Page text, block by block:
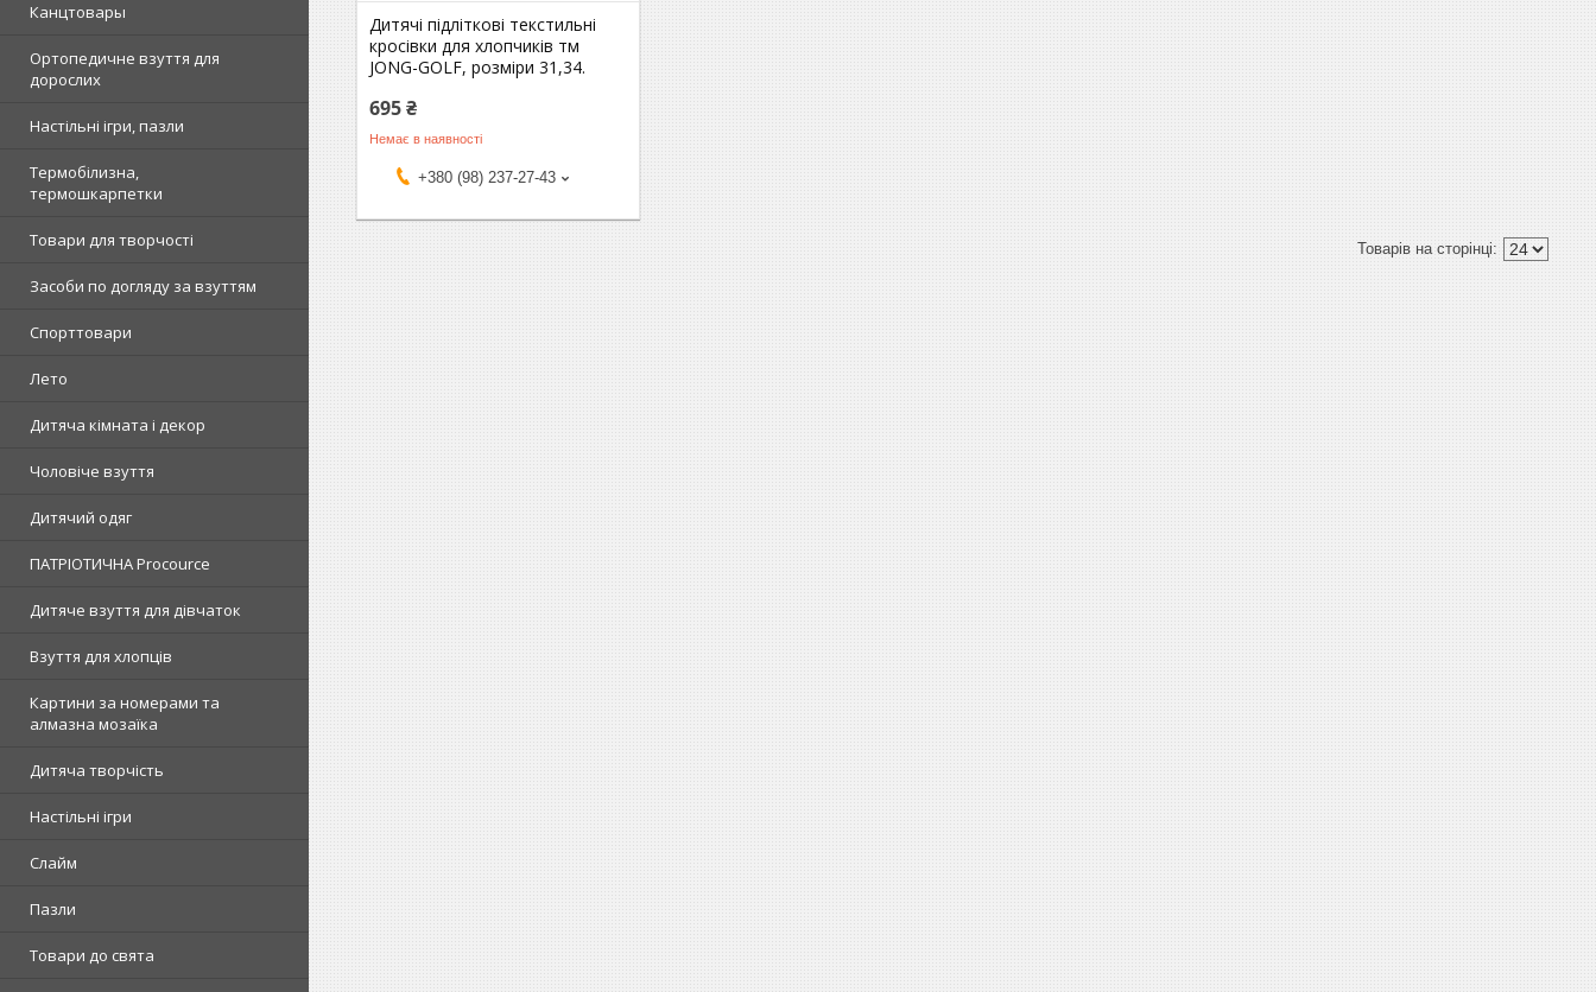
Канцтовары
Ортопедичне взуття для
дорослих
Настільні ігри, пазли
Термобілизна,
термошкарпетки
Товари для творчості
Засоби по догляду за взуттям
Спорттовари
Лето
Дитяча кімната і декор
Чоловіче взуття
Дитячий одяг
ПАТРІОТИЧНА Procource
Дитяче взуття для дівчаток
Взуття для хлопців
Картини за номерами та
алмазна мозаїка
Дитяча творчість
Настільні ігри
Слайм
Пазли
Товари до свята
Дитячі підліткові текстильні
кросівки для хлопчиків тм
JONG-GOLF, розміри 31,34.
695 ₴
Немає в наявності
+380 (98) 237-27-43